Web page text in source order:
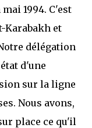
1994. C'est
Karabakh et
délégation
d'une
sur la ligne
Nous avons,
place ce qu'il